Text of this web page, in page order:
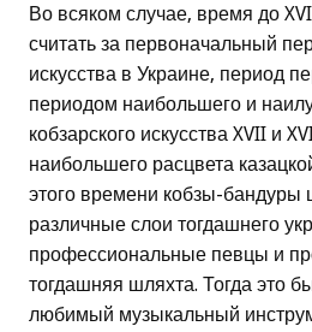
Во всяком случае, время до
считать за первоначальный
искусства в Украине, период
периодом наибольшего и
кобзарского искусства XVII и
наибольшего расцвета
этого времени кобзы-бандуры
различные слои тогдашнего
профессиональные певцы и
тогдашняя шляхта. Тогда это
любимый музыкальный